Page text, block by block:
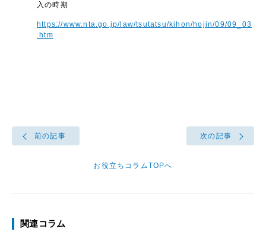
入の時期
https://www.nta.go.jp/law/tsutatsu/kihon/hojin/09/09_03
.htm
前の記事
お役立ちコラムTOPへ
次の記事
関連コラム